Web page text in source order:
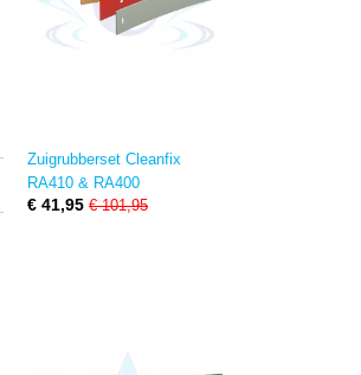
Zuigrubberset Cleanfix
RA410 & RA400
€ 41,95 € 101,95